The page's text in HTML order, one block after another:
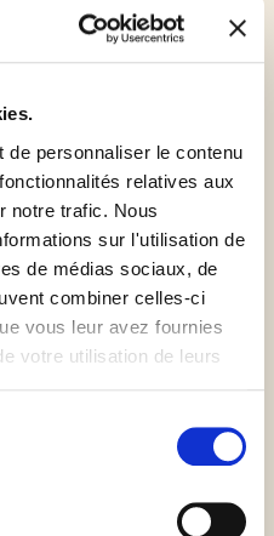
personnaliser le contenu
relatives aux
notre trafic. Nous
sur l'utilisation de
de médias sociaux, de
combiner celles-ci
vous leur avez fournies
votre utilisation de leurs
laitiers
complémentaires